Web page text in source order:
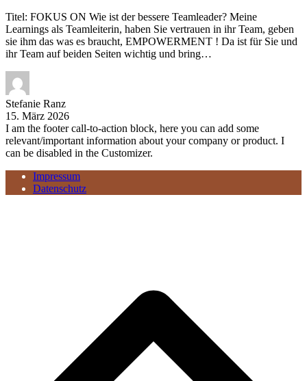
Titel: FOKUS ON Wie ist der bessere Teamleader? Meine
Learnings als Teamleiterin, haben Sie vertrauen in ihr Team, geben
sie ihm das was es braucht, EMPOWERMENT ! Da ist für Sie und
ihr Team auf beiden Seiten wichtig und bring…
Stefanie Ranz
15. März 2026
I am the footer call-to-action block, here you can add some
relevant/important information about your company or product. I
can be disabled in the Customizer.
Impressum
Datenschutz